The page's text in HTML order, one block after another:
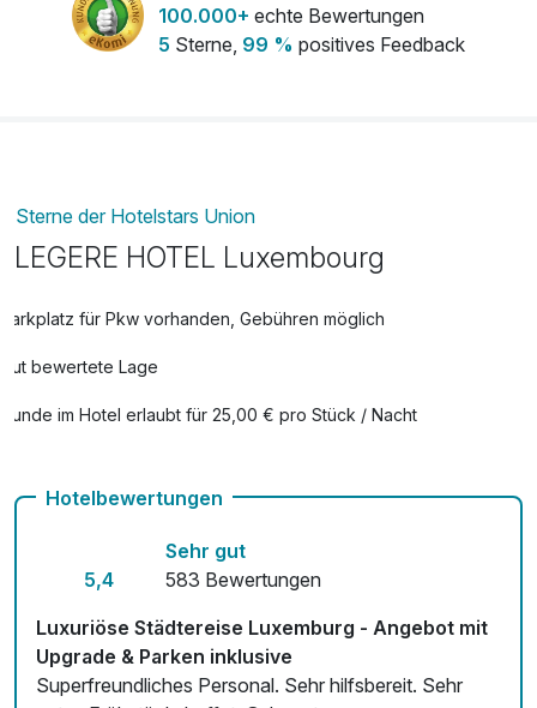
100.000+ echte Bewertungen
5 Sterne, 99 % positives Feedback
Sterne der Hotelstars Union
LEGERE HOTEL Luxembourg
Parkplatz für Pkw vorhanden, Gebühren möglich
Gut bewertete Lage
Hunde im Hotel erlaubt für 25,00 € pro Stück / Nacht
Fitnessgeräte stehen bereit
Mit Hotelbar
Hotelbewertungen
5,4
Sehr gut
583 Bewertungen
Luxuriöse Städtereise Luxemburg - Angebot mit
Upgrade & Parken inklusive
Superfreundliches Personal. Sehr hilfsbereit. Sehr